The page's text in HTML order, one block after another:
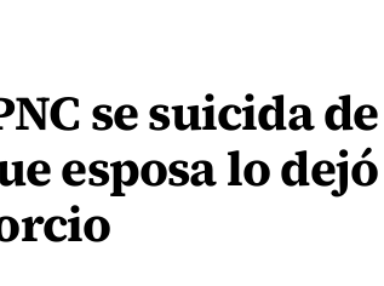
se suicida de
esposa lo dejó